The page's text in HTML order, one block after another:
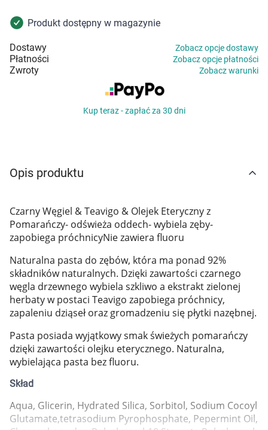
Korzystamy z plików cookies w celu
Zdrowy styl życia
Zabawki
Marki
Produkt dostępny w magazynie
Dostawy Zobacz opcje dostawy
Płatności Zobacz opcje płatności
Zwroty Zobacz warunki
Kup teraz - zapłać za 30 dni
Opis produktu
Czarny Węgiel & Teavigo & Olejek Eteryczny z
Pomarańczy- odświeża oddech- wybiela zęby-
zapobiega próchnicyNie zawiera fluoru
Naturalna pasta do zębów, która ma ponad 92%
składników naturalnych. Dzięki zawartości czarnego
węgla drzewnego wybiela szkliwo a ekstrakt zielonej
herbaty w postaci Teavigo zapobiega próchnicy,
zapaleniu dziąseł oraz gromadzeniu się płytki nazębnej.
Pasta posiada wyjątkowy smak świeżych pomarańczy
dzięki zawartości olejku eterycznego. Naturalna,
wybielająca pasta bez fluoru.
Skład
Aqua, Glicerin, Hydrated Silica, Sorbitol, Sodium Cocoyl
Glutamate,tetrasodium Pyrophosphate, Pepermint Oil,